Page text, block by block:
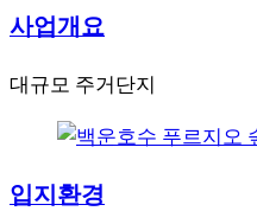
사업개요
대규모 주거단지
입지환경